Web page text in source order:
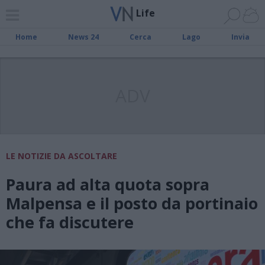
Life
Home News 24 Cerca Lago Invia
LE NOTIZIE DA ASCOLTARE
Paura ad alta quota sopra
Malpensa e il posto da portinaio
che fa discutere